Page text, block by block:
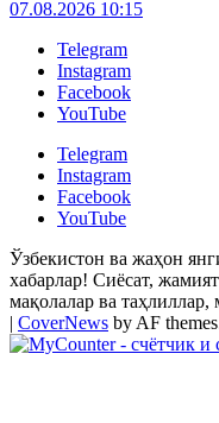
07.08.2026 10:15
Telegram
Instagram
Facebook
YouTube
Telegram
Instagram
Facebook
YouTube
Ўзбекистон ва жаҳон
хабарлар! Сиёсат,
мақолалар ва
| CoverNews by AF